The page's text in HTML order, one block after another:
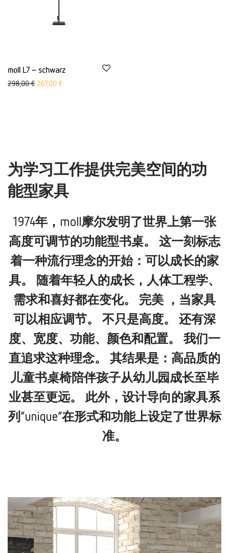
moll L7 – schwarz
298,00€ Ursprünglicher Preis war: 298,00 €
267,00 €Aktueller Preis ist: 267,00 €.
为学习工作提供完美空间的功
能型家具
1974年，moll摩尔发明了世界上第一张
高度可调节的功能型书桌。 这一刻标志
着一种流行理念的开始：可以成长的家
具。 随着年轻人的成长，人体工程学、
需求和喜好都在变化。 完美 ，当家具
可以相应调节。 不只是高度。 还有深
度、宽度、功能、颜色和配置。 我们一
直追求这种理念。 其结果是：高品质的
儿童书桌椅陪伴孩子从幼儿园成长至毕
业甚至更远。 此外，设计导向的家具系
列“unique”在形式和功能上设定了世界标
准。